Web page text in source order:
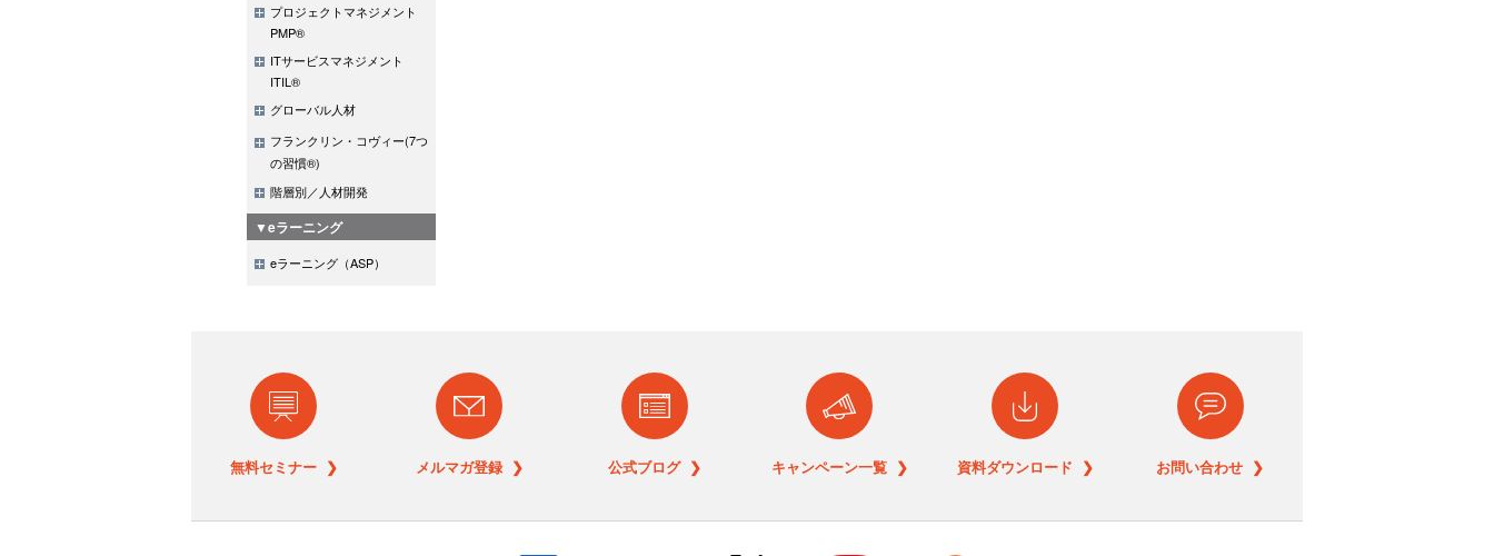
プロジェクトマネジメント
PMP®
ITサービスマネジメント
ITIL®
グローバル人材
フランクリン・コヴィー(7つ
の習慣®)
階層別／人材開発
▼eラーニング
eラーニング（ASP）
無料セミナー ❯ メルマガ登録 ❯ 公式ブログ ❯ キャンペーン一覧 ❯ 資料ダウンロード ❯ お問い合わせ ❯